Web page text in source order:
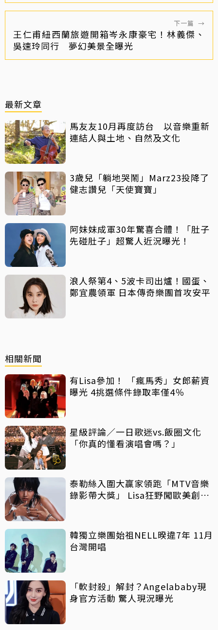
下一篇 →
王仁甫紐西蘭旅遊開箱岑永康豪宅！林義傑、
吳速玲同行 夢幻美景全曝光
最新文章
馬友友10月再度訪台 以音樂重新
連結人與土地、自然及文化
3歲兒「躺地哭鬧」Marz23投降了
健志讚兒「天使寶寶」
阿妹妹成軍30年驚喜合體！「肚子
先碰肚子」超驚人近況曝光！
浪人祭第4、5波卡司出爐！國蛋、
鄭宜農領軍 日本傳奇樂團首攻安平
相關新聞
有Lisa參加！ 「瘋馬秀」女郎薪資
曝光 4挑選條件錄取率僅4％
星級評論／一日歌迷vs.飯圈文化
「你真的懂看演唱會嗎？」
泰勒絲入圍大贏家領跑「MTV音樂
錄影帶大獎」 Lisa狂野闖歐美創佳
韓獨立樂團始祖NELL暌違7年 11月
台灣開唱
「軟封殺」解封？Angelababy現
身官方活動 驚人現況曝光